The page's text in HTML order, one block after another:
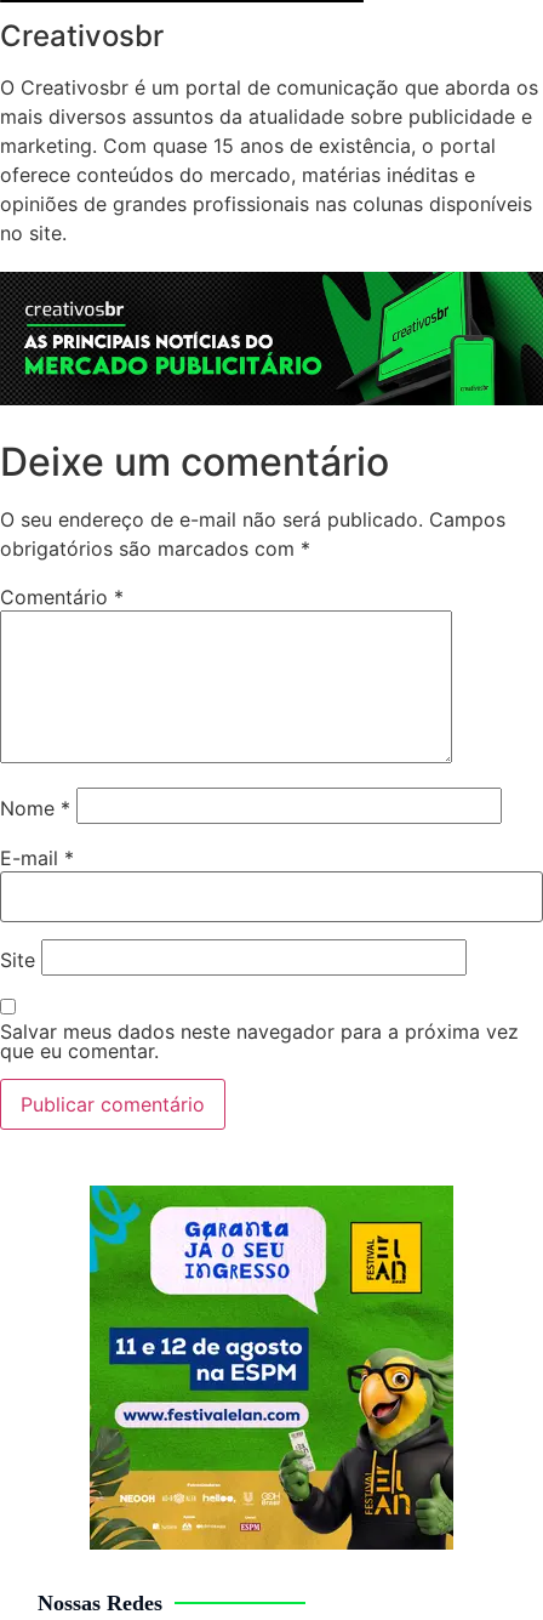
Creativosbr
O Creativosbr é um portal de comunicação que aborda os
mais diversos assuntos da atualidade sobre publicidade e
marketing. Com quase 15 anos de existência, o portal
oferece conteúdos do mercado, matérias inéditas e
opiniões de grandes profissionais nas colunas disponíveis
no site.
Deixe um comentário
O seu endereço de e-mail não será publicado. Campos
obrigatórios são marcados com *
Comentário *
Nome *
E-mail *
Site
Salvar meus dados neste navegador para a próxima vez
que eu comentar.
Nossas Redes